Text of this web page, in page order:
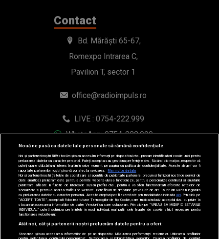
LIVE : 0754-222.999
WhatsApp: 0754-222.999
© 2019-2026 DOGAN MEDIA INTERNATIONAL SA, Toate
drepturile rezervate.
Nouă ne pasă ca datele tale personale să rămână confidențiale
Noi și partenerii noștri589stocăm și/sau accesăm informații pe dispozitivul dvs., precum identificatorii cookie unici pentru
prelucrarea datelor cu caracter personal. Puteți accepta sau gestiona preferințele dvs. făcând clic mai jos, respectiv vă
puteți opune utilizării unui interes legitim în orice moment pe pagina cu politica de confidențialitate. Aceste alegeri vor fi
raportate partenerilor noștri și nu vă vor afecta navigarea.
Mai multe detalii
Noi si partenerii nostri (retelele de socializare si agentiile de publicitate partenere, precum si furnizorii nostri de servicii de
date analitice) prelucram date pentru a permite website-ului sa functioneze, pentru a personaliza continutul si anunturile
publicitare afisate in functie de interesele si/sau profilul dvs., pentru a va oferi functionalitati aferente retelelor de
socializare si pentru a analiza traficul pe website. Beneficiati de drepturile prevazute de art. 15-22 din GDPR in legatura
cu prelucrarea datelor cu caracter personal. Aceste drepturi pot fi exercitate prin modalitatea indicataaici . Prin click pe
“ACCEPT TOATE”, acceptati folosirea tuturor Tehnologiilor de tip Cookie, care implica inclusiv acceptul dvs. cu privire la
stocarea/accesarea informatiilor de catre Vendor-ii cu care colaboram. Prin click pe “VREAU SA MODIFIC SETARILE
INDIVIDUAL” puteti schimba preferintele in mod individual, mai putin cele legate de cookie strict necesare pentru
functionarea website-ului.
Atât noi, cât și partenerii noștri prelucrăm datele pentru a oferi:
Stocarea și/sau accesarea informațiilor de pe un dispozitiv. Măsurarea performanței reclamelor. Utilizarea profilurilor